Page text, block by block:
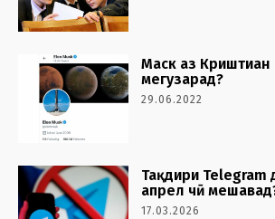
Маск аз
мегузарад?
29.06.2022
Тақдири Telegram
апрел чӣ
17.03.2026